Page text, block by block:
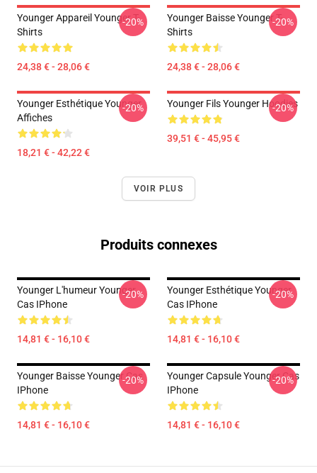
Younger Appareil Younger T-
Shirts
24,38 € - 28,06 €
-20%
Younger Baisse Younger T-
Shirts
24,38 € - 28,06 €
-20%
Younger Esthétique Younger
Affiches
18,21 € - 42,22 €
-20% Younger Fils Younger Hoodies
39,51 € - 45,95 €
-20%
VOIR PLUS
Produits connexes
Younger L'humeur Younger
Cas IPhone
14,81 € - 16,10 €
-20%
Younger Esthétique Younger
Cas IPhone
14,81 € - 16,10 €
-20%
Younger Baisse Younger Cas
IPhone
14,81 € - 16,10 €
-20%
Younger Capsule Younger Cas
IPhone
14,81 € - 16,10 €
-20%